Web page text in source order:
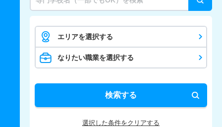
エリアを選択する
なりたい職業を選択する
検索する
選択した条件をクリアする